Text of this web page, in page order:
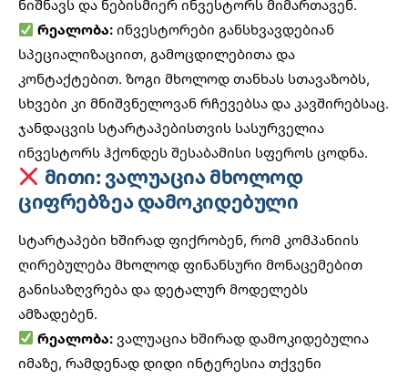
ნიშნავს და ნებისმიერ ინვესტორს მიმართავენ.
რეალობა: ინვესტორები განსხვავდებიან
სპეციალიზაციით, გამოცდილებითა და
კონტაქტებით. ზოგი მხოლოდ თანხას სთავაზობს,
სხვები კი მნიშვნელოვან რჩევებსა და კავშირებსაც.
ჯანდაცვის სტარტაპებისთვის სასურველია
ინვესტორს ჰქონდეს შესაბამისი სფეროს ცოდნა.
მითი: ვალუაცია მხოლოდ
ციფრებზეა დამოკიდებული
სტარტაპები ხშირად ფიქრობენ, რომ კომპანიის
ღირებულება მხოლოდ ფინანსური მონაცემებით
განისაზღვრება და დეტალურ მოდელებს
ამზადებენ.
რეალობა: ვალუაცია ხშირად დამოკიდებულია
იმაზე, რამდენად დიდი ინტერესია თქვენი